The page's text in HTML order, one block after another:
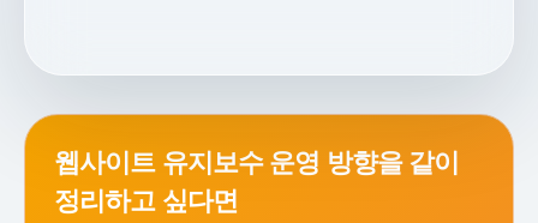
웹사이트 유지보수 운영 방향을 같이
정리하고 싶다면